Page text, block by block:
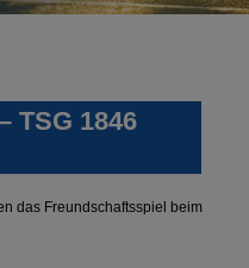
TSG 1846
das Freundschaftsspiel beim